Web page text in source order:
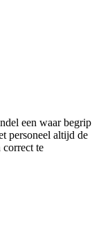
een waar begrip
personeel altijd de
correct te